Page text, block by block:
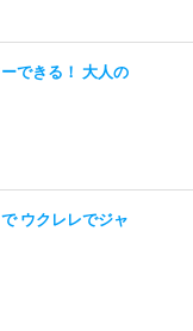
できる！ 大人の
ウクレレでジャ